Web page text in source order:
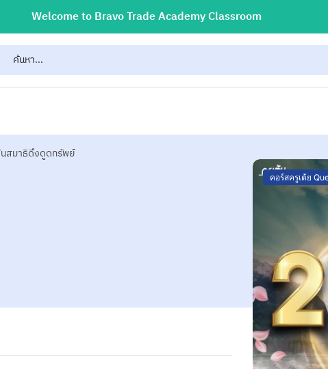
Welcome to Bravo Trade Academy Classroom
สมาธิดึงดูดทรัพย์
คอร์สครูเต้ย